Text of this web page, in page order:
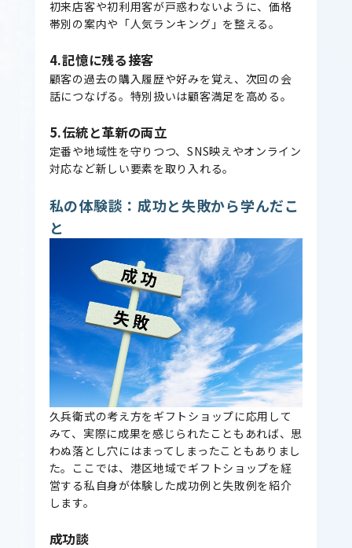
初来店客や初利用客が戸惑わないように、価格
帯別の案内や「人気ランキング」を整える。
4.記憶に残る接客
顧客の過去の購入履歴や好みを覚え、次回の会
話につなげる。特別扱いは顧客満足を高める。
5.伝統と革新の両立
定番や地域性を守りつつ、SNS映えやオンライン
対応など新しい要素を取り入れる。
私の体験談：成功と失敗から学んだこ
と
久兵衛式の考え方をギフトショップに応用して
みて、実際に成果を感じられたこともあれば、思
わぬ落とし穴にはまってしまったこともありまし
た。ここでは、港区地域でギフトショップを経
営する私自身が体験した成功例と失敗例を紹介
します。
成功談